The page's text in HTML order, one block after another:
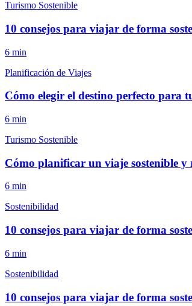
Turismo Sostenible
10 consejos para viajar de forma
6 min
Planificación de Viajes
Cómo elegir el destino perfecto para
6 min
Turismo Sostenible
Cómo planificar un viaje sostenible y
6 min
Sostenibilidad
10 consejos para viajar de forma
6 min
Sostenibilidad
10 consejos para viajar de forma